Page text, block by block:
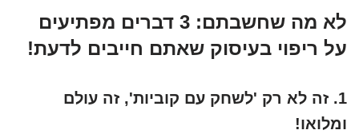
לא מה שחשבתם: 3 דברים מפתיעים
על ריפוי בעיסוק שאתם חייבים לדעת!
1. זה לא רק 'לשחק עם קוביות', זה עולם
ומלואו!